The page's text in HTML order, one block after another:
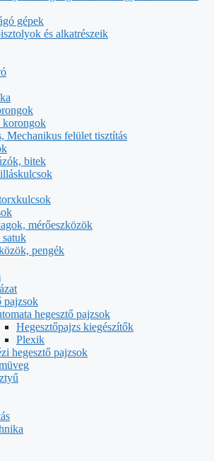
gépek
és alkatrészeik
korongok
Mechanikus felület tisztítás
bitek
mérőeszközök
pengék
pajzsok
hegesztő pajzsok
Hegesztőpajzs kiegészítők
Plexik
hegesztő pajzsok